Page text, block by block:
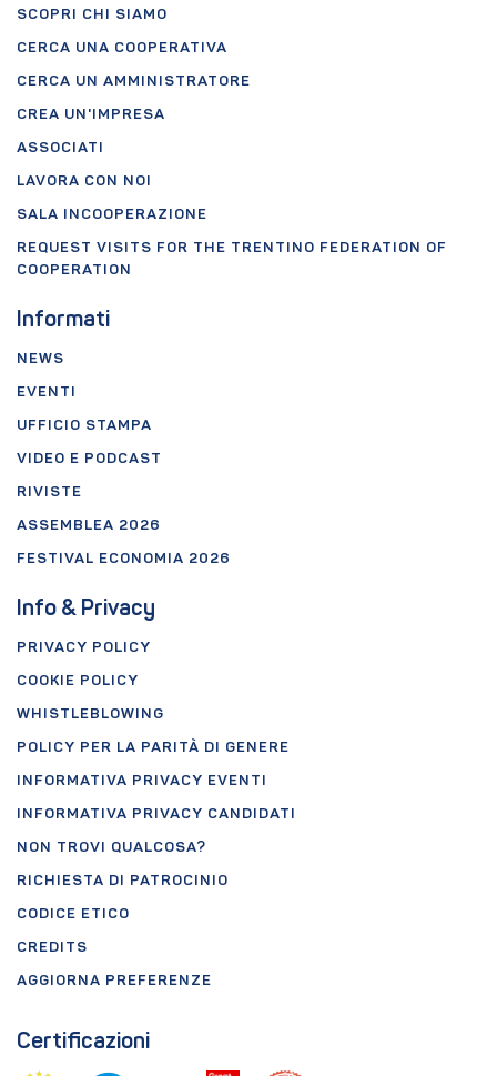
SCOPRI CHI SIAMO
CERCA UNA COOPERATIVA
CERCA UN AMMINISTRATORE
CREA UN'IMPRESA
ASSOCIATI
LAVORA CON NOI
SALA INCOOPERAZIONE
REQUEST VISITS FOR THE TRENTINO FEDERATION OF
COOPERATION
Informati
NEWS
EVENTI
UFFICIO STAMPA
VIDEO E PODCAST
RIVISTE
ASSEMBLEA 2026
FESTIVAL ECONOMIA 2026
Info & Privacy
PRIVACY POLICY
COOKIE POLICY
WHISTLEBLOWING
POLICY PER LA PARITÀ DI GENERE
INFORMATIVA PRIVACY EVENTI
INFORMATIVA PRIVACY CANDIDATI
NON TROVI QUALCOSA?
RICHIESTA DI PATROCINIO
CODICE ETICO
CREDITS
AGGIORNA PREFERENZE
Certificazioni